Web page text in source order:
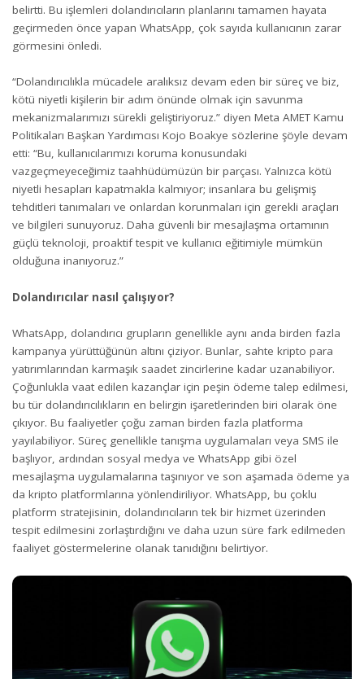
belirtti. Bu işlemleri dolandırıcıların planlarını tamamen hayata
geçirmeden önce yapan WhatsApp, çok sayıda kullanıcının zarar
görmesini önledi.
“Dolandırıcılıkla mücadele aralıksız devam eden bir süreç ve biz,
kötü niyetli kişilerin bir adım önünde olmak için savunma
mekanizmalarımızı sürekli geliştiriyoruz.” diyen Meta AMET Kamu
Politikaları Başkan Yardımcısı Kojo Boakye sözlerine şöyle devam
etti: “Bu, kullanıcılarımızı koruma konusundaki
vazgeçmeyeceğimiz taahhüdümüzün bir parçası. Yalnızca kötü
niyetli hesapları kapatmakla kalmıyor; insanlara bu gelişmiş
tehditleri tanımaları ve onlardan korunmaları için gerekli araçları
ve bilgileri sunuyoruz. Daha güvenli bir mesajlaşma ortamının
güçlü teknoloji, proaktif tespit ve kullanıcı eğitimiyle mümkün
olduğuna inanıyoruz.”
Dolandırıcılar nasıl çalışıyor?
WhatsApp, dolandırıcı grupların genellikle aynı anda birden fazla
kampanya yürüttüğünün altını çiziyor. Bunlar, sahte kripto para
yatırımlarından karmaşık saadet zincirlerine kadar uzanabiliyor.
Çoğunlukla vaat edilen kazançlar için peşin ödeme talep edilmesi,
bu tür dolandırıcılıkların en belirgin işaretlerinden biri olarak öne
çıkıyor. Bu faaliyetler çoğu zaman birden fazla platforma
yayılabiliyor. Süreç genellikle tanışma uygulamaları veya SMS ile
başlıyor, ardından sosyal medya ve WhatsApp gibi özel
mesajlaşma uygulamalarına taşınıyor ve son aşamada ödeme ya
da kripto platformlarına yönlendiriliyor. WhatsApp, bu çoklu
platform stratejisinin, dolandırıcıların tek bir hizmet üzerinden
tespit edilmesini zorlaştırdığını ve daha uzun süre fark edilmeden
faaliyet göstermelerine olanak tanıdığını belirtiyor.